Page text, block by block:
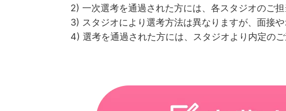
2) 一次選考を通過された方には、各スタジオのご
3) スタジオにより選考方法は異なりますが、面接
4) 選考を通過された方には、スタジオより内定のご